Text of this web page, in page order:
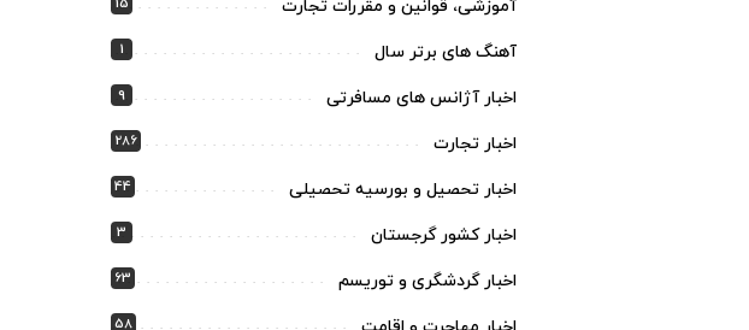
آموزشی، قوانین و مقررات تجارت 15
آهنگ های برتر سال 1
اخبار آژانس های مسافرتی 9
اخبار تجارت 286
اخبار تحصیل و بورسیه تحصیلی 44
اخبار کشور گرجستان 3
اخبار گردشگری و توریسم 63
58